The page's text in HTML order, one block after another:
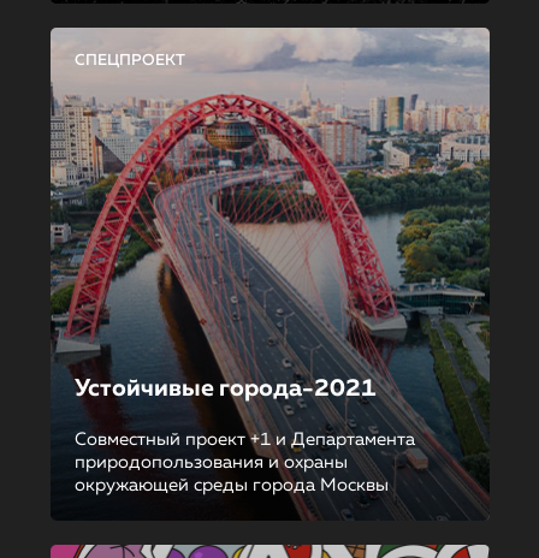
СПЕЦПРОЕКТ
Устойчивые города-2021
Совместный проект +1 и Департамента
природопользования и охраны
окружающей среды города Москвы